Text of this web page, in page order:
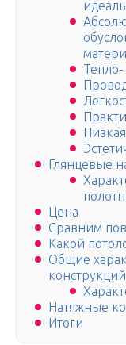
Глянцевые
Цена
Сравним
Какой
Общие
конструкций
Натяжные
Итоги